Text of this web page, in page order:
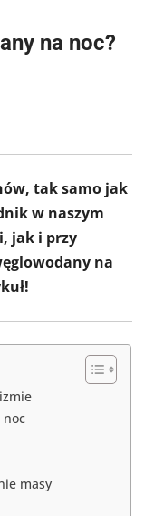
na noc?
tak samo jak
w naszym
jak i przy
na
noc
masy